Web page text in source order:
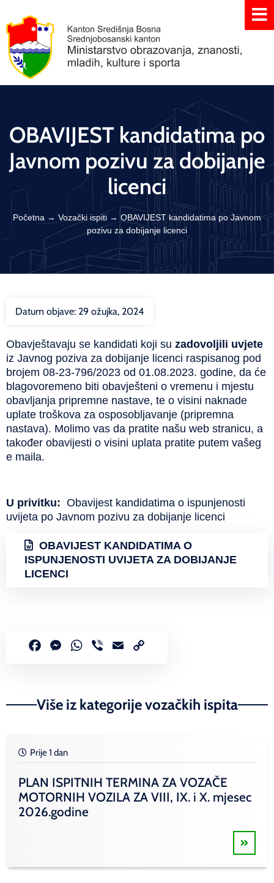
OBAVIJEST kandidatima po
Javnom pozivu za dobijanje
licenci
Početna → Vozački ispiti → OBAVIJEST kandidatima po Javnom
pozivu za dobijanje licenci
Datum objave: 29 ožujka, 2024
Obavještavaju se kandidati koji su zadovoljili uvjete
iz Javnog poziva za dobijanje licenci raspisanog pod
brojem 08-23-796/2023 od 01.08.2023. godine, da će
blagovoremeno biti obavješteni o vremenu i mjestu
obavljanja pripremne nastave, te o visini naknade
uplate troškova za osposobljavanje (pripremna
nastava). Molimo vas da pratite našu web stranicu, a
također obavijesti o visini uplata pratite putem vašeg
e maila.
U privitku: Obavijest kandidatima o ispunjenosti
uvijeta po Javnom pozivu za dobijanje licenci
OBAVIJEST KANDIDATIMA O
ISPUNJENOSTI UVIJETA ZA DOBIJANJE
LICENCI
FacebookMessenger
WhatsApp
Viber Email
Više iz kategorije vozačkih ispita
Prije 1 dan
PLAN ISPITNIH TERMINA ZA VOZAČE
MOTORNIH VOZILA ZA VIII, IX. i X. mjesec
2026.godine